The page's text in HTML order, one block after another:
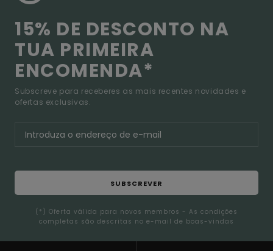
15% DE DESCONTO NA
TUA PRIMEIRA
ENCOMENDA*
Subscreve para receberes as mais recentes novidades e
ofertas exclusivas.
SUBSCREVER
(*) Oferta válida para novos membros - As condições
completas são descritas no e-mail de boas-vindas